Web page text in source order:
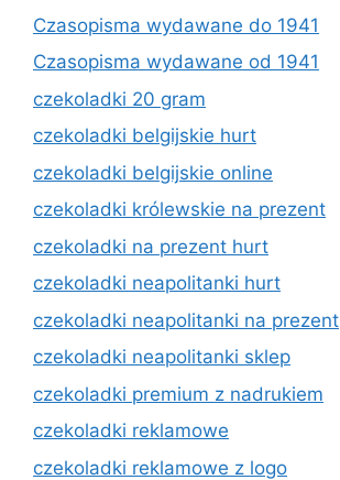
Czasopisma wydawane do 1941
Czasopisma wydawane od 1941
czekoladki 20 gram
czekoladki belgijskie hurt
czekoladki belgijskie online
czekoladki królewskie na prezent
czekoladki na prezent hurt
czekoladki neapolitanki hurt
czekoladki neapolitanki na prezent
czekoladki neapolitanki sklep
czekoladki premium z nadrukiem
czekoladki reklamowe
czekoladki reklamowe z logo